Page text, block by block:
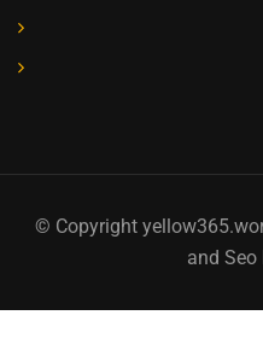
© Copyright
and Seo